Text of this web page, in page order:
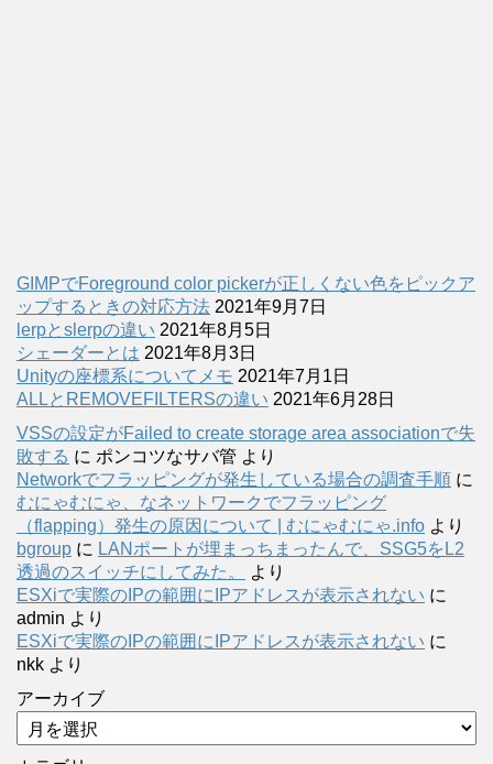
GIMPでForeground color pickerが正しくない色をピックア
ップするときの対応方法 2021年9月7日
lerpとslerpの違い 2021年8月5日
シェーダーとは 2021年8月3日
Unityの座標系についてメモ 2021年7月1日
ALLとREMOVEFILTERSの違い 2021年6月28日
VSSの設定がFailed to create storage area associationで失
敗する に ポンコツなサバ管 より
Networkでフラッピングが発生している場合の調査手順 に
むにゃむにゃ、なネットワークでフラッピング
（flapping）発生の原因について | むにゃむにゃ.info より
bgroup に LANポートが埋まっちまったんで、SSG5をL2
透過のスイッチにしてみた。
より
ESXiで実際のIPの範囲にIPアドレスが表示されない に
admin より
ESXiで実際のIPの範囲にIPアドレスが表示されない に
nkk より
アーカイブ